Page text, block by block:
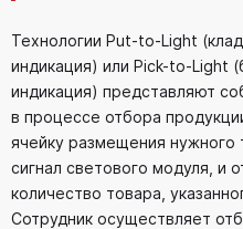
Технологии Put-to-Light
индикация) или Pick-to-Light
индикация) представляют
в процессе отбора
ячейку размещения нужного
сигнал светового модуля, и
количество товара,
Сотрудник осуществляет